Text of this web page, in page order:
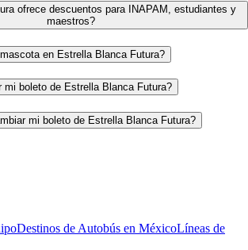
ofrece descuentos para INAPAM, estudiantes y
maestros?
en Estrella Blanca Futura?
mi boleto de Estrella Blanca Futura?
mi boleto de Estrella Blanca Futura?
Destinos de Autobús en MéxicoLíneas de